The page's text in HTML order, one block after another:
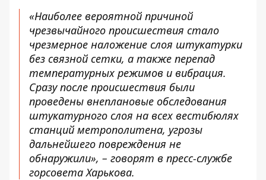
«Наиболее вероятной причиной
чрезвычайного происшествия стало
чрезмерное наложение слоя штукатурки
без связной сетки, а также перепад
температурных режимов и вибрация.
Сразу после происшествия были
проведены внеплановые обследования
штукатурного слоя на всех вестибюлях
станций метрополитена, угрозы
дальнейшего повреждения не
обнаружили», – говорят в пресс-службе
горсовета Харькова.